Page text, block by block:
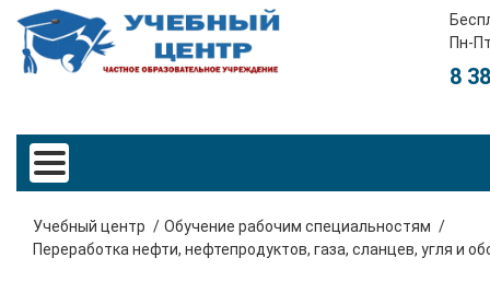
Пн-
8
Учебный центр
Обучение рабочим специальностям
Переработка нефти, нефтепродуктов, газа, сланцев, угля и